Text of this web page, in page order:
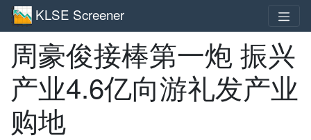
KLSE Screener
周豪俊接棒第一炮 振兴
产业4.6亿向游礼发产业
购地